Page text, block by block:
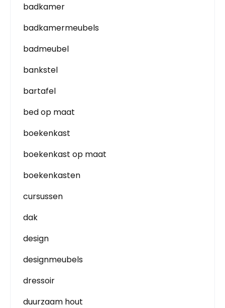
badkamer
badkamermeubels
badmeubel
bankstel
bartafel
bed op maat
boekenkast
boekenkast op maat
boekenkasten
cursussen
dak
design
designmeubels
dressoir
duurzaam hout